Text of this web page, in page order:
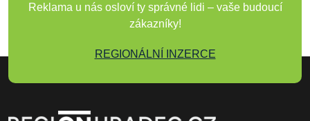
Reklama u nás osloví ty správné lidi – vaše budoucí
zákazníky!
REGIONÁLNÍ INZERCE